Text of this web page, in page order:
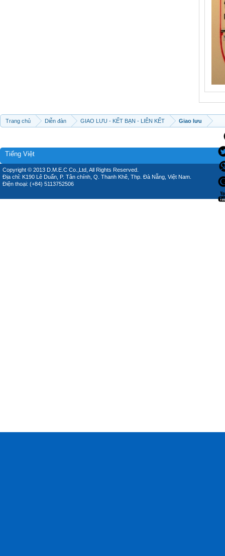
Trang chủ Diễn đàn GIAO LƯU - KẾT BẠN - LIÊN KẾT Giao lưu
Tiếng Việt
Copyright © 2013 D.M.E.C Co.,Ltd, All Rights Reserved.
Địa chỉ: K190 Lê Duẩn, P. Tân chính, Q. Thanh Khê, Thp. Đà Nẵng, Việt Nam.
Điện thoại: (+84) 5113752506